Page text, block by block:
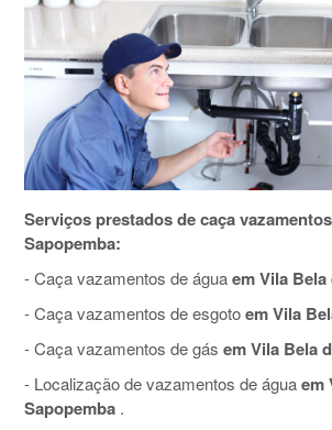
Serviços prestados de caça
Sapopemba:
- Caça vazamentos de águaem Vila
- Caça vazamentos de esgotoem Vila
- Caça vazamentos de gás em Vila Bela
- Localização de vazamentos de águaem
Sapopemba .